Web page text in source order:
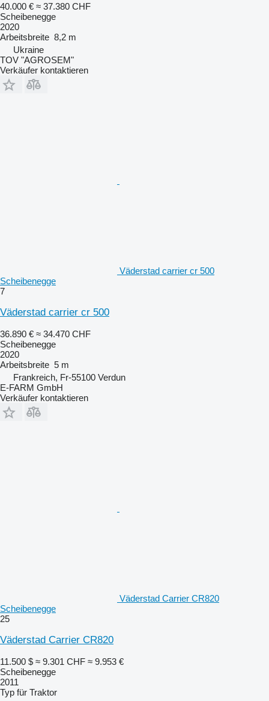
40.000 € ≈ 37.380 CHF
Scheibenegge
2020
Arbeitsbreite 8,2 m
Ukraine
TOV "AGROSEM"
Verkäufer kontaktieren
Väderstad carrier cr 500
Scheibenegge
7
Väderstad carrier cr 500
36.890 € ≈ 34.470 CHF
Scheibenegge
2020
Arbeitsbreite 5 m
Frankreich, Fr-55100 Verdun
E-FARM GmbH
Verkäufer kontaktieren
Väderstad Carrier CR820
Scheibenegge
25
Väderstad Carrier CR820
11.500 $ ≈ 9.301 CHF ≈ 9.953 €
Scheibenegge
2011
Typ für Traktor